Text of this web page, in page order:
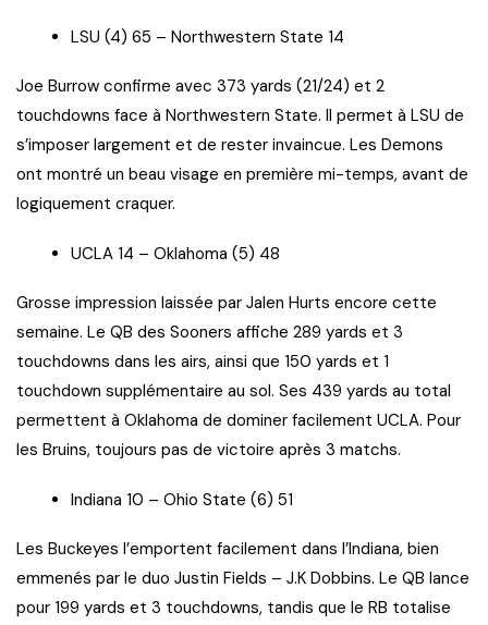
LSU (4) 65 – Northwestern State 14
Joe Burrow confirme avec 373 yards (21/24) et 2
touchdowns face à Northwestern State. Il permet à LSU de
s’imposer largement et de rester invaincue. Les Demons
ont montré un beau visage en première mi-temps, avant de
logiquement craquer.
UCLA 14 – Oklahoma (5) 48
Grosse impression laissée par Jalen Hurts encore cette
semaine. Le QB des Sooners affiche 289 yards et 3
touchdowns dans les airs, ainsi que 150 yards et 1
touchdown supplémentaire au sol. Ses 439 yards au total
permettent à Oklahoma de dominer facilement UCLA. Pour
les Bruins, toujours pas de victoire après 3 matchs.
Indiana 10 – Ohio State (6) 51
Les Buckeyes l’emportent facilement dans l’Indiana, bien
emmenés par le duo Justin Fields – J.K Dobbins. Le QB lance
pour 199 yards et 3 touchdowns, tandis que le RB totalise